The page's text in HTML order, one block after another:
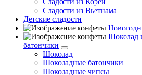
Сладости из Кореи
Сладости из Вьетнама
Детские сладости
Шоколад
батончики
Шоколад
Шоколадные батончики
Шоколадные чипсы